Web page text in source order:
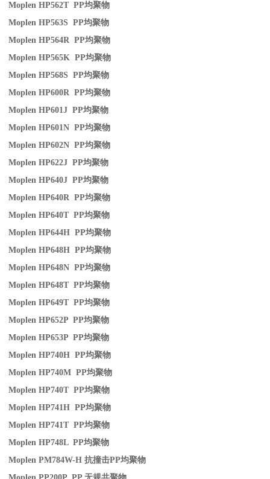
Moplen HP562T PP均聚物
Moplen HP563S PP均聚物
Moplen HP564R PP均聚物
Moplen HP565K PP均聚物
Moplen HP568S PP均聚物
Moplen HP600R PP均聚物
Moplen HP601J PP均聚物
Moplen HP601N PP均聚物
Moplen HP602N PP均聚物
Moplen HP622J PP均聚物
Moplen HP640J PP均聚物
Moplen HP640R PP均聚物
Moplen HP640T PP均聚物
Moplen HP644H PP均聚物
Moplen HP648H PP均聚物
Moplen HP648N PP均聚物
Moplen HP648T PP均聚物
Moplen HP649T PP均聚物
Moplen HP652P PP均聚物
Moplen HP653P PP均聚物
Moplen HP740H PP均聚物
Moplen HP740M PP均聚物
Moplen HP740T PP均聚物
Moplen HP741H PP均聚物
Moplen HP741T PP均聚物
Moplen HP748L PP均聚物
Moplen PM784W-H抗撞击PP均聚物